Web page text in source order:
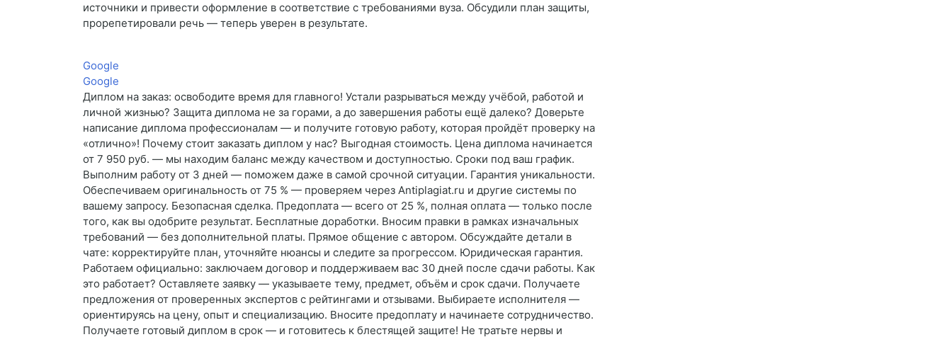
источники и привести оформление в соответствие с требованиями вуза. Обсудили план защиты,
прорепетировали речь — теперь уверен в результате.
Google
Google
Диплом на заказ: освободите время для главного! Устали разрываться между учёбой, работой и
личной жизнью? Защита диплома не за горами, а до завершения работы ещё далеко? Доверьте
написание диплома профессионалам — и получите готовую работу, которая пройдёт проверку на
«отлично»! Почему стоит заказать диплом у нас? Выгодная стоимость. Цена диплома начинается
от 7 950 руб. — мы находим баланс между качеством и доступностью. Сроки под ваш график.
Выполним работу от 3 дней — поможем даже в самой срочной ситуации. Гарантия уникальности.
Обеспечиваем оригинальность от 75 % — проверяем через Antiplagiat.ru и другие системы по
вашему запросу. Безопасная сделка. Предоплата — всего от 25 %, полная оплата — только после
того, как вы одобрите результат. Бесплатные доработки. Вносим правки в рамках изначальных
требований — без дополнительной платы. Прямое общение с автором. Обсуждайте детали в
чате: корректируйте план, уточняйте нюансы и следите за прогрессом. Юридическая гарантия.
Работаем официально: заключаем договор и поддерживаем вас 30 дней после сдачи работы. Как
это работает? Оставляете заявку — указываете тему, предмет, объём и срок сдачи. Получаете
предложения от проверенных экспертов с рейтингами и отзывами. Выбираете исполнителя —
ориентируясь на цену, опыт и специализацию. Вносите предоплату и начинаете сотрудничество.
Получаете готовый диплом в срок — и готовитесь к блестящей защите! Не тратьте нервы и